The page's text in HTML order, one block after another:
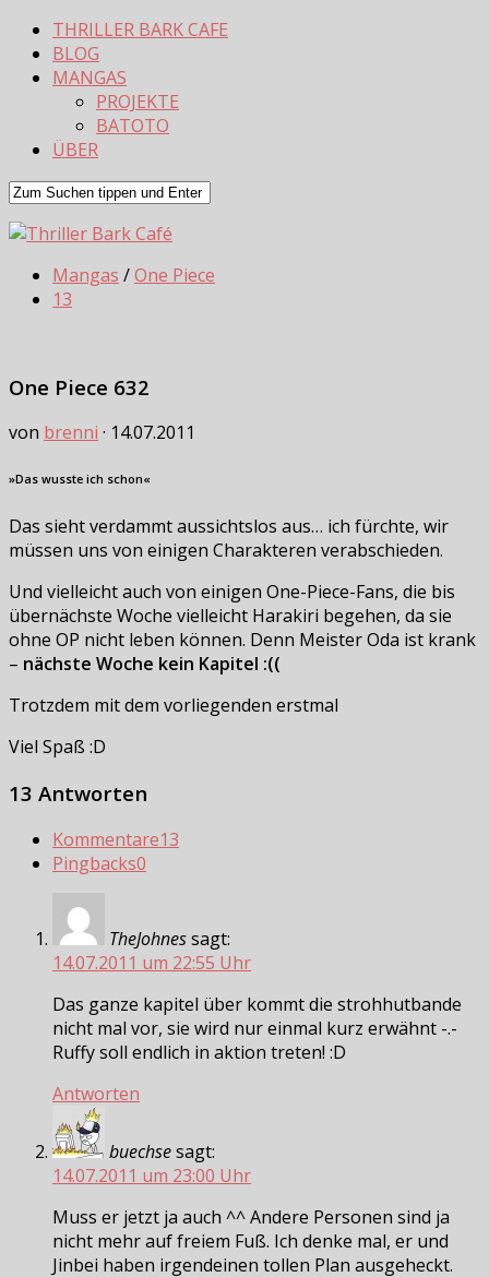
THRILLER BARK CAFE
BLOG
MANGAS
PROJEKTE
BATOTO
ÜBER
Mangas /One Piece
13
One Piece 632
von brenni · 14.07.2011
»Das wusste ich schon«
Das sieht verdammt aussichtslos aus… ich fürchte, wir
müssen uns von einigen Charakteren verabschieden.
Und vielleicht auch von einigen One-Piece-Fans, die bis
übernächste Woche vielleicht Harakiri begehen, da sie
ohne OP nicht leben können. Denn Meister Oda ist krank
– nächste Woche kein Kapitel :((
Trotzdem mit dem vorliegenden erstmal
Viel Spaß :D
13 Antworten
Kommentare13
Pingbacks0
TheJohnessagt:
14.07.2011 um 22:55 Uhr
Das ganze kapitel über kommt die strohhutbande
nicht mal vor, sie wird nur einmal kurz erwähnt -.-
Ruffy soll endlich in aktion treten! :D
Antworten
buechsesagt:
14.07.2011 um 23:00 Uhr
Muss er jetzt ja auch ^^ Andere Personen sind ja
nicht mehr auf freiem Fuß. Ich denke mal, er und
Jinbei haben irgendeinen tollen Plan ausgeheckt.